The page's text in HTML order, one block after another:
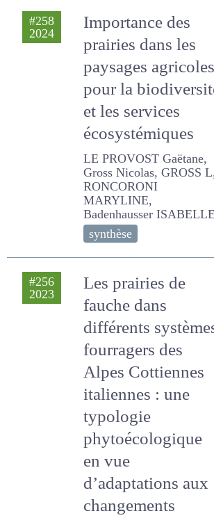
prairies dans les
paysages agricoles
pour la biodiversité
et les services
écosystémiques
LE PROVOST Gaëtane,
Gross Nicolas, GROSS L,
RONCORONI MARYLINE,
Badenhausser ISABELLE
synthèse
Les prairies de
fauche dans
différents
systèmes
fourragers des
Alpes Cottiennes
italiennes : une
typologie
phytoécologique
en vue
d’adaptations aux
changements
climatiques